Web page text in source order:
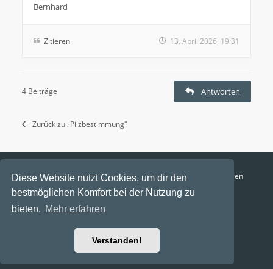
Diese Website nutzt Cookies, um dir den
bestmöglichen Komfort bei der Nutzung zu
bieten. Mehr erfahren
Verstanden!
Bernhard
Zitieren 13. April 2026, 19:31
4 Beiträge Antworten
Zurück zu „Pilzbestimmung“
Funga Austria FAQ Datenschutz
Nutzungsbedingungen
Alle Zeiten sind UTC+02:00
Aktuelle Zeit: 6. August 2026, 09:40
Powered byphpBB® Forum Software © phpBB Limited
Ravaio Theme by